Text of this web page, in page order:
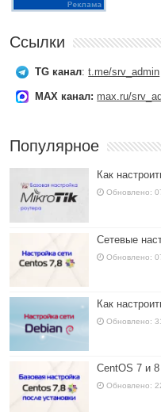
Ссылки
TG канал:t.me/srv_admin
MAX канал: max.ru/
Популярное
Как
Обновлено:
Сетевые
Обновлено:
Как
Обновлено:
CentOS 7 и 8
Обновлено: